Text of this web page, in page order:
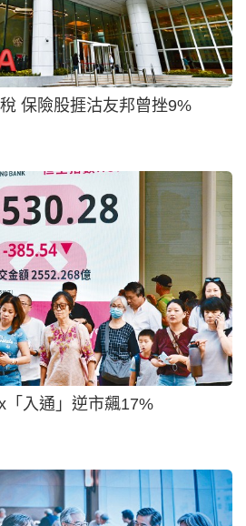
保險股捱沽友邦曾挫9%
入通」逆市飆17%